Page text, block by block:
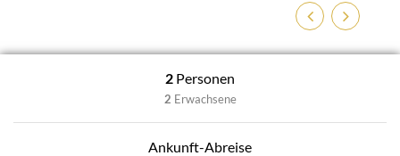
ZurückWeiter
2 Personen
2 Erwachsene
Ankunft-Abreise